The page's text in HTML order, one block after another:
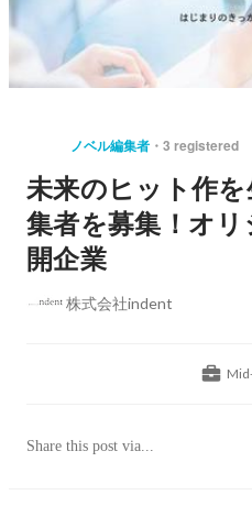
ノベル編集者 3 registered
未来のヒット作
集者を募集！オ
開企業
株式会社indent
Share this post via...